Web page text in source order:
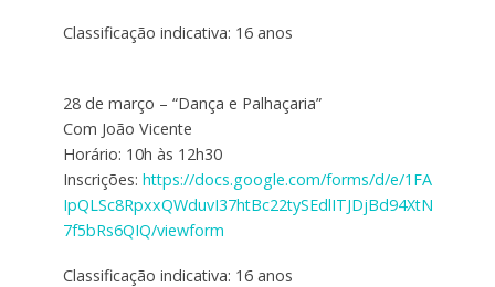
Classificação indicativa: 16 anos
28 de março – “Dança e Palhaçaria”
Com João Vicente
Horário: 10h às 12h30
Inscrições: https://docs.google.com/forms/d/e/1FA
IpQLSc8RpxxQWduvI37htBc22tySEdlITJDjBd94XtN
7f5bRs6QIQ/viewform
Classificação indicativa: 16 anos